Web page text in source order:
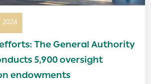
The General Authority
5,900 oversight
endowments